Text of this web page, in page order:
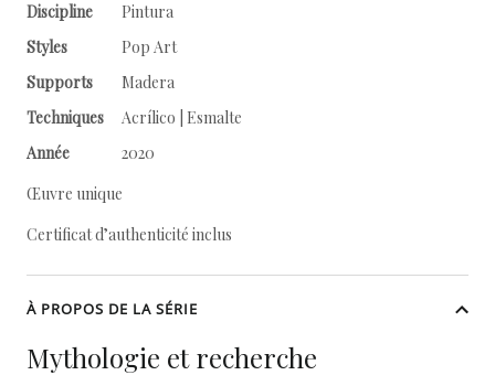
Discipline
Pintura
Styles
Pop Art
Supports
Madera
Techniques
Acrílico | Esmalte
Année
2020
Œuvre unique
Certificat d’authenticité inclus
À PROPOS DE LA SÉRIE
Mythologie et recherche